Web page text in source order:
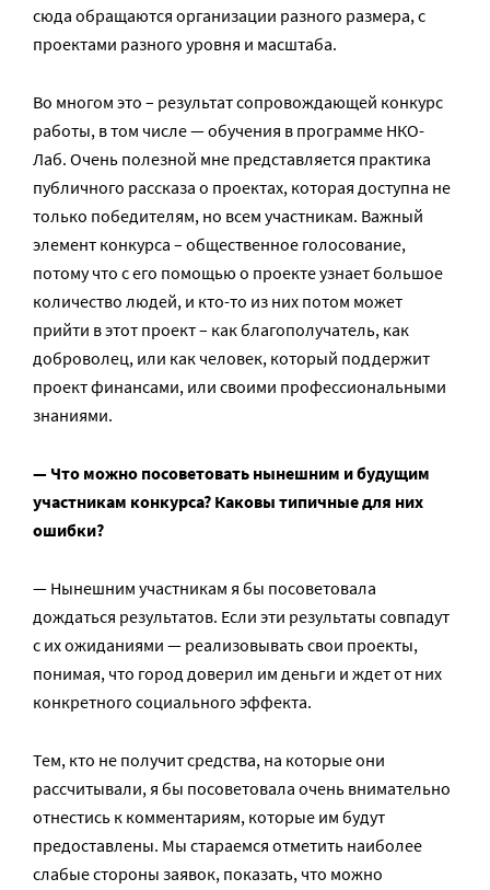
сюда обращаются организации разного размера, с
проектами разного уровня и масштаба.
Во многом это – результат сопровождающей конкурс
работы, в том числе — обучения в программе НКО-
Лаб. Очень полезной мне представляется практика
публичного рассказа о проектах, которая доступна не
только победителям, но всем участникам. Важный
элемент конкурса – общественное голосование,
потому что с его помощью о проекте узнает большое
количество людей, и кто-то из них потом может
прийти в этот проект – как благополучатель, как
доброволец, или как человек, который поддержит
проект финансами, или своими профессиональными
знаниями.
— Что можно посоветовать нынешним и будущим
участникам конкурса? Каковы типичные для них
ошибки?
— Нынешним участникам я бы посоветовала
дождаться результатов. Если эти результаты совпадут
с их ожиданиями — реализовывать свои проекты,
понимая, что город доверил им деньги и ждет от них
конкретного социального эффекта.
Тем, кто не получит средства, на которые они
рассчитывали, я бы посоветовала очень внимательно
отнестись к комментариям, которые им будут
предоставлены. Мы стараемся отметить наиболее
слабые стороны заявок, показать, что можно